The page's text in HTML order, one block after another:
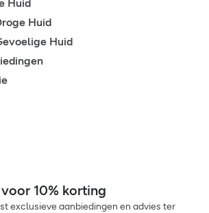
Huid
Huid
Huid
10% korting
exclusieve aanbiedingen en advies ter